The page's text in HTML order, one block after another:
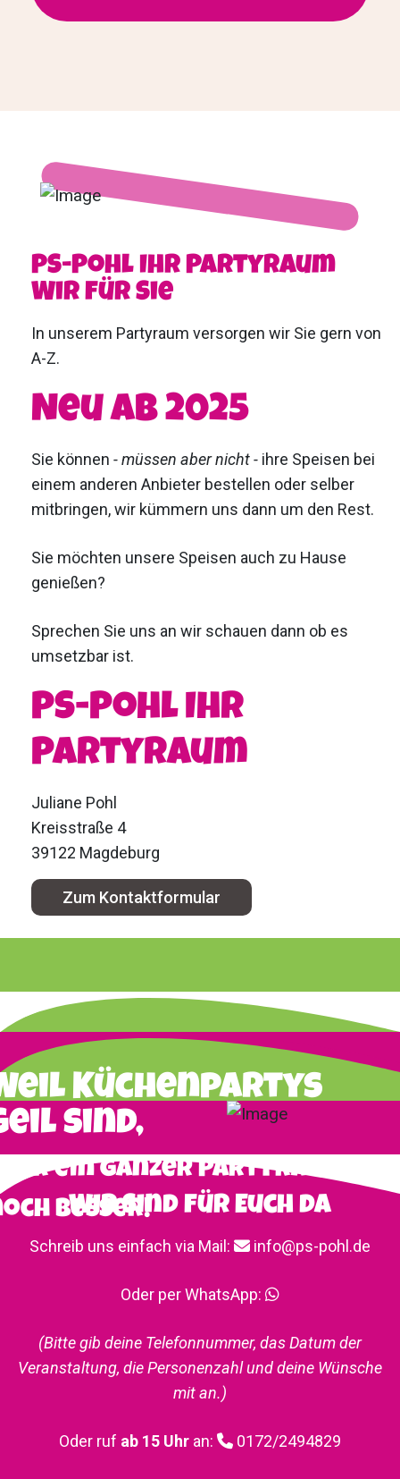
PS-Pohl Ihr Partyraum
Wir für Sie
In unserem Partyraum versorgen wir Sie gern von
A-Z.
Neu ab 2025
Sie können - müssen aber nicht - ihre Speisen bei
einem anderen Anbieter bestellen oder selber
mitbringen, wir kümmern uns dann um den Rest.
Sie möchten unsere Speisen auch zu Hause
genießen?
Sprechen Sie uns an wir schauen dann ob es
umsetzbar ist.
PS-Pohl Ihr
Partyraum
Juliane Pohl
Kreisstraße 4
39122 Magdeburg
Zum Kontaktformular
Küchenpartys
sind,
ein ganzer Partyraum
besser!
Wir Sind für Euch da
Schreib uns einfach via Mail: info@ps-pohl.de
Oder per WhatsApp:
(Bitte gib deine Telefonnummer, das Datum der
Veranstaltung, die Personenzahl und deine Wünsche
mit an.)
Oder ruf ab 15 Uhr an: 0172/2494829